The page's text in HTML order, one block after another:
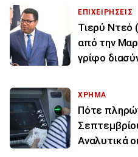
ΕΠΙΧΕΙΡΗΣΕΙΣ
Τιερύ Ντεό
από την
γρίφο
ΧΡΗΜΑ
Πότε
Αναλυτικά